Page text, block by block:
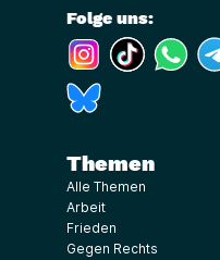
Folge uns:
(Link öffnet ein
(Link
Themen
Alle Themen
Arbeit
Frieden
Gegen Rechts